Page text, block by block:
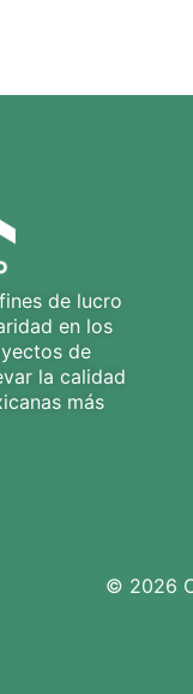
de lucro
en los
de
la calidad
más
© 2026